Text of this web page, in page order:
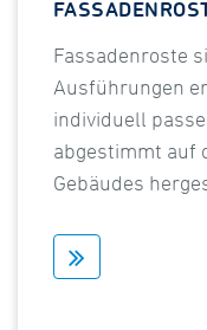
Fassadenroste
Ausführungen
individuell
abgestimmt auf
Gebäudes